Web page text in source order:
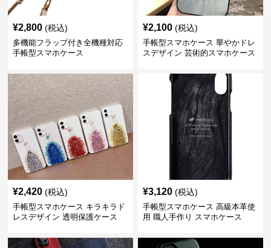
¥2,800 (税込)
多機能フラップ付き全機種対応
手帳型スマホケース
¥2,100 (税込)
手帳型スマホケース 華やかドレ
スデザイン 芸術的スマホケース
¥2,420 (税込)
手帳型スマホケース キラキラド
レスデザイン 透明保護ケース
¥3,120 (税込)
手帳型スマホケース 高級本革使
用 職人手作り スマホケース